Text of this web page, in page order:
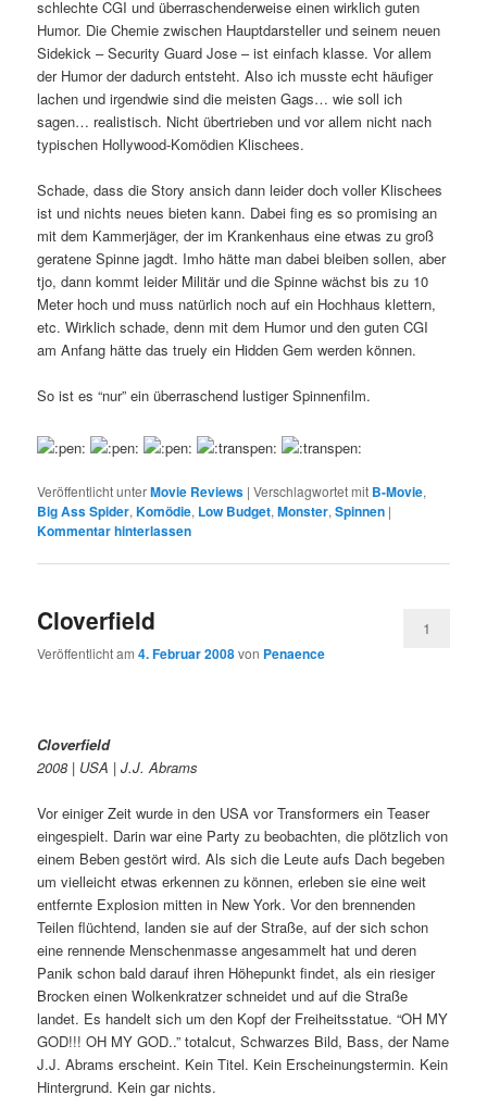
schlechte CGI und überraschenderweise einen wirklich guten
Humor. Die Chemie zwischen Hauptdarsteller und seinem neuen
Sidekick – Security Guard Jose – ist einfach klasse. Vor allem
der Humor der dadurch entsteht. Also ich musste echt häufiger
lachen und irgendwie sind die meisten Gags… wie soll ich
sagen… realistisch. Nicht übertrieben und vor allem nicht nach
typischen Hollywood-Komödien Klischees.
Schade, dass die Story ansich dann leider doch voller Klischees
ist und nichts neues bieten kann. Dabei fing es so promising an
mit dem Kammerjäger, der im Krankenhaus eine etwas zu groß
geratene Spinne jagdt. Imho hätte man dabei bleiben sollen, aber
tjo, dann kommt leider Militär und die Spinne wächst bis zu 10
Meter hoch und muss natürlich noch auf ein Hochhaus klettern,
etc. Wirklich schade, denn mit dem Humor und den guten CGI
am Anfang hätte das truely ein Hidden Gem werden können.
So ist es “nur” ein überraschend lustiger Spinnenfilm.
Veröffentlicht unterMovie Reviews |Verschlagwortet mit B-Movie,
Big Ass Spider,Komödie, Low Budget,Monster,Spinnen |
Kommentar hinterlassen
Cloverfield
Veröffentlicht am4. Februar 2008von Penaence
1
Cloverfield
2008 | USA | J.J. Abrams
Vor einiger Zeit wurde in den USA vor Transformers ein Teaser
eingespielt. Darin war eine Party zu beobachten, die plötzlich von
einem Beben gestört wird. Als sich die Leute aufs Dach begeben
um vielleicht etwas erkennen zu können, erleben sie eine weit
entfernte Explosion mitten in New York. Vor den brennenden
Teilen flüchtend, landen sie auf der Straße, auf der sich schon
eine rennende Menschenmasse angesammelt hat und deren
Panik schon bald darauf ihren Höhepunkt findet, als ein riesiger
Brocken einen Wolkenkratzer schneidet und auf die Straße
landet. Es handelt sich um den Kopf der Freiheitsstatue. “OH MY
GOD!!! OH MY GOD..” totalcut, Schwarzes Bild, Bass, der Name
J.J. Abrams erscheint. Kein Titel. Kein Erscheinungstermin. Kein
Hintergrund. Kein gar nichts.